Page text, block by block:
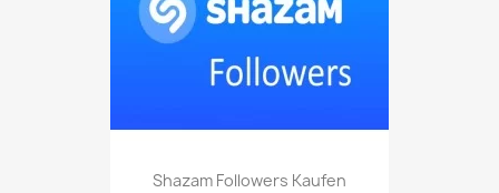
Shazam Followers Kaufen